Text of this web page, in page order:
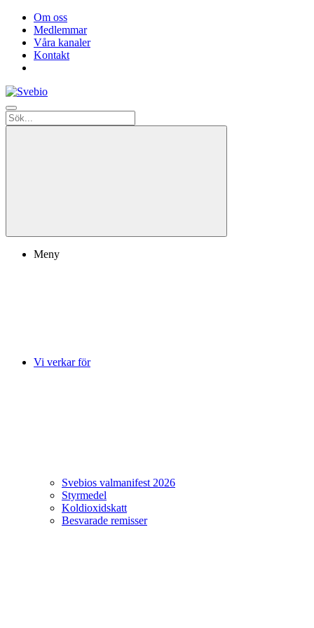
Om oss
Medlemmar
Våra kanaler
Kontakt
Meny
Vi verkar för
Svebios valmanifest 2026
Styrmedel
Koldioxidskatt
Besvarade remisser